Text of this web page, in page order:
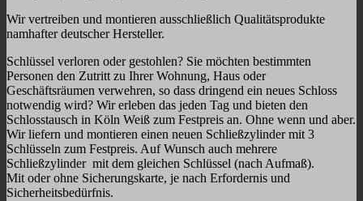
Wir vertreiben und montieren ausschließlich Qualitätsprodukte
namhafter deutscher Hersteller.
Schlüssel verloren oder gestohlen? Sie möchten bestimmten
Personen den Zutritt zu Ihrer Wohnung, Haus oder
Geschäftsräumen verwehren, so dass dringend ein neues Schloss
notwendig wird? Wir erleben das jeden Tag und bieten den
Schlosstausch in Köln Weiß zum Festpreis an. Ohne wenn und aber.
Wir liefern und montieren einen neuen Schließzylinder mit 3
Schlüsseln zum Festpreis. Auf Wunsch auch mehrere
Schließzylinder mit dem gleichen Schlüssel (nach Aufmaß).
Mit oder ohne Sicherungskarte, je nach Erfordernis und
Sicherheitsbedürfnis.